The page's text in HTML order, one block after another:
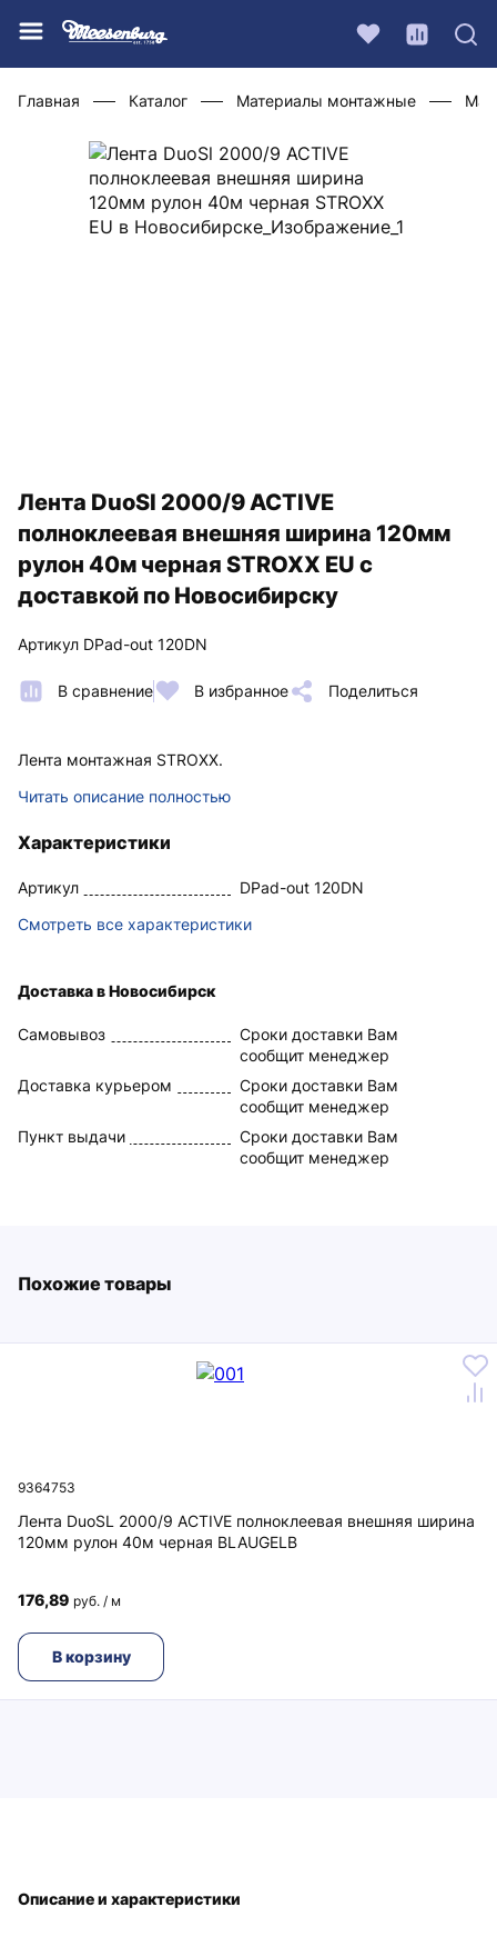
Главная Каталог Материалы монтажные
Лента DuoSl 2000/9 ACTIVE
полноклеевая внешняя ширина 120мм
рулон 40м черная STROXX EU с
доставкой по Новосибирску
Артикул DPad-out 120DN
В сравнение В избранное Поделиться
Лента монтажная STROXX.
Читать описание полностью
Характеристики
Артикул
DPad-out 120DN
Смотреть все характеристики
Доставка в Новосибирск
Самовывоз
Сроки доставки Вам
сообщит менеджер
Доставка курьером
Сроки доставки Вам
сообщит менеджер
Пункт выдачи
Сроки доставки Вам
сообщит менеджер
Похожие товары
9364753
Лента DuoSL 2000/9 ACTIVE полноклеевая внешняя ширина
120мм рулон 40м черная BLAUGELB
176,89 руб. / м
В корзину
Описание и характеристики